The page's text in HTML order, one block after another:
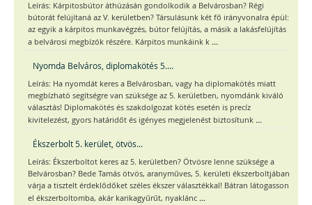
Leírás: Kárpitosbútor áthúzásán gondolkodik a Belvárosban? Régi
bútorát felújítaná az V. kerületben? Társulásunk két fő irányvonalra épül:
az egyik a kárpitos munkavégzés, bútor felújítás, a másik a lakásfelújítás
a belvárosi megbízók részére. Kárpitos munkáink k ...
Nyomda Belváros, diplomakötés 5....
Leírás: Ha nyomdát keres a Belvárosban, vagy ha diplomakötés miatt
megbízható segítségre van szüksége az 5. kerületben, nyomdánk kiváló
választás! Diplomakötés és szakdolgozat kötés esetén is precíz
kivitelezést, gyors határidőt és igényes megjelenést biztosítunk ...
Ékszerbolt 5. kerület, ötvös...
Leírás: Ékszerboltot keres az 5. kerületben? Ötvösre lenne szüksége a
Belvárosban? Bede Tamás ötvös, aranyműves, 5. kerületi ékszerboltjában
várja a tisztelt érdeklődőket széles ékszer választékkal! Bátran látogasson
el ékszerboltomba, akár karikagyűrűt, nyaklánc ...